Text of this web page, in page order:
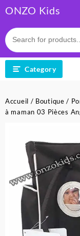
to
content
ONZO Kids
Category
Accueil / Boutique /
à maman 03 Pièces